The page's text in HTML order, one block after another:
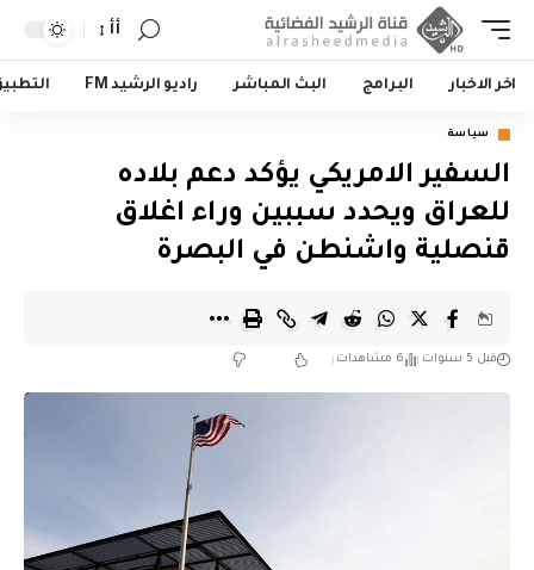
أأ
اخر الاخبار البرامج البث المباشر راديو الرشيد FM
سياسة
السفير الامريكي يؤكد دعم بلاده
للعراق ويحدد سببين وراء اغلاق
قنصلية واشنطن في البصرة
قبل 5 سنوات 6 مشاهدات